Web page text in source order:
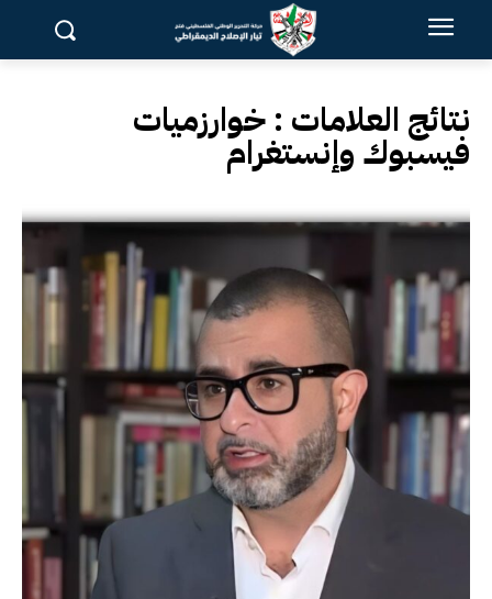
نتائج العلامات : خوارزميات
فيسبوك وإنستغرام